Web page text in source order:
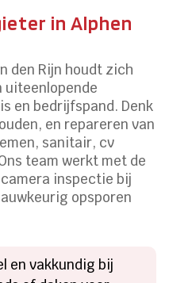
in Alphen
den Rijn houdt zich
uiteenlopende
en bedrijfspand. Denk
en repareren van
sanitair, cv
team werkt met de
inspectie bij
opsporen
en vakkundig bij